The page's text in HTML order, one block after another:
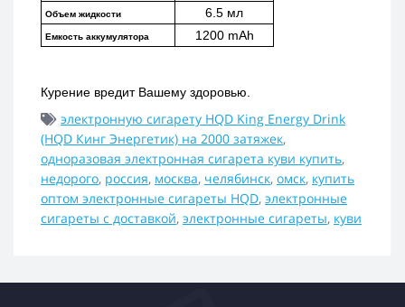
Объем жидкости 6.5 мл
Емкость аккумулятора 1200 mAh
Курение вредит Вашему здоровью.
электронную сигарету HQD King Energy Drink
(HQD Кинг Энергетик) на 2000 затяжек,
одноразовая электронная сигарета куви купить,
недорого, россия, москва, челябинск, омск, купить
оптом электронные сигареты HQD, электронные
сигареты с доставкой, электронные сигареты, куви